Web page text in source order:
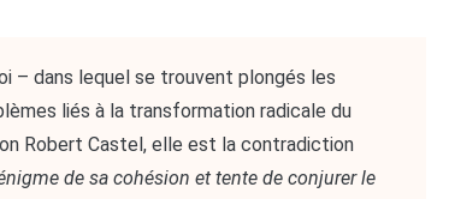
– dans lequel se trouvent plongés les
liés à la transformation radicale du
Robert Castel, elle est la contradiction
de sa cohésion et tente de conjurer le